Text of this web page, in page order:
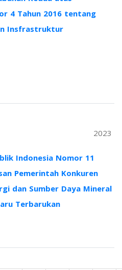
4 Tahun 2016 tentang
Insfrastruktur
2023
Indonesia Nomor 11
Pemerintah Konkuren
dan Sumber Daya Mineral
Terbarukan